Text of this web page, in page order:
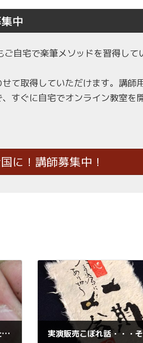
中
自宅で楽筆メソッドを習得して
て取得していただけます。講師
すぐに自宅でオンライン教室を
に！講師募集中！
最近 筆を持って書くことが少なくなった・・・ 実演販売こぼれ話・・・